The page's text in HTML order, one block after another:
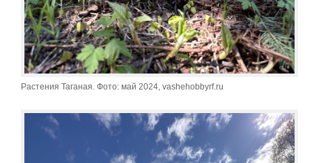
Растения Таганая. Фото: май 2024, vashehobbyrf.ru